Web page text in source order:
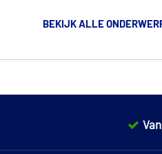
BEKIJK ALLE